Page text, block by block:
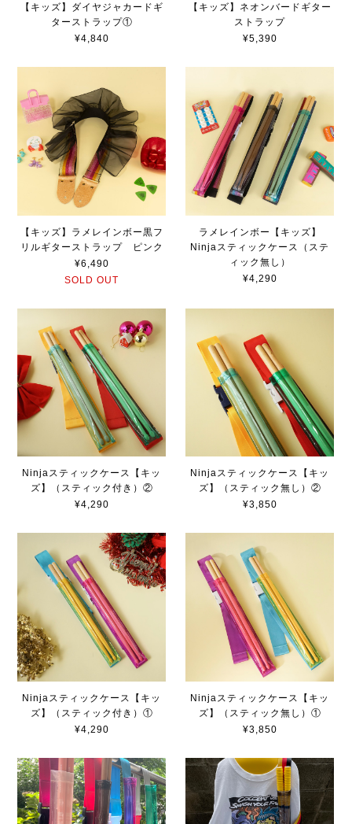
【キッズ】ダイヤジャカードギ
ターストラップ①
¥4,840
【キッズ】ネオンバードギター
ストラップ
¥5,390
【キッズ】ラメレインボー黒フ
リルギターストラップ ピンク
¥6,490
SOLD OUT
ラメレインボー【キッズ】
Ninjaスティックケース（ステ
ィック無し）
¥4,290
Ninjaスティックケース【キッ
ズ】（スティック付き）②
¥4,290
Ninjaスティックケース【キッ
ズ】（スティック無し）②
¥3,850
Ninjaスティックケース【キッ
ズ】（スティック付き）①
¥4,290
Ninjaスティックケース【キッ
ズ】（スティック無し）①
¥3,850